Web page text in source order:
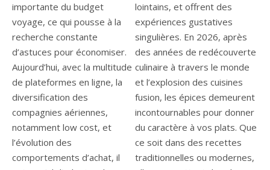
importante du budget
voyage, ce qui pousse à la
recherche constante
d’astuces pour économiser.
Aujourd’hui, avec la multitude
de plateformes en ligne, la
diversification des
compagnies aériennes,
notamment low cost, et
l’évolution des
comportements d’achat, il
lointains, et offrent des
expériences gustatives
singulières. En 2026, après
des années de redécouverte
culinaire à travers le monde
et l’explosion des cuisines
fusion, les épices demeurent
incontournables pour donner
du caractère à vos plats. Que
ce soit dans des recettes
traditionnelles ou modernes,